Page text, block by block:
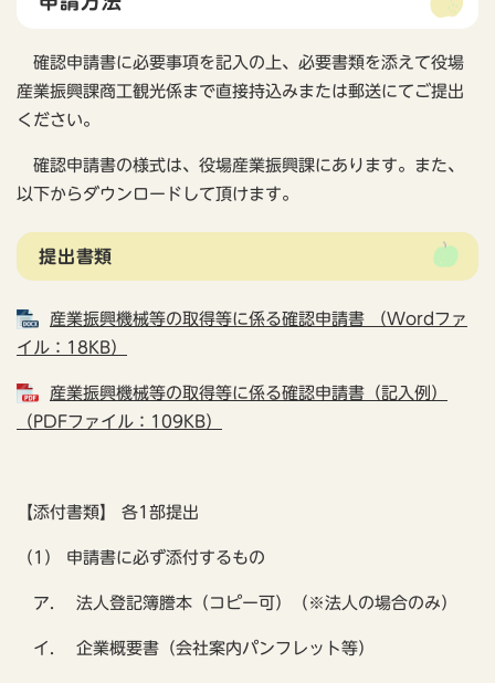
確認申請書に必要事項を記入の上、必要書類を添えて役場
産業振興課商工観光係まで直接持込みまたは郵送にてご提出
ください。
確認申請書の様式は、役場産業振興課にあります。また、
以下からダウンロードして頂けます。
提出書類
産業振興機械等の取得等に係る確認申請書 （Wordファ
イル：18KB）
産業振興機械等の取得等に係る確認申請書（記入例）
（PDFファイル：109KB）
【添付書類】 各1部提出
（1） 申請書に必ず添付するもの
ア. 法人登記簿謄本（コピー可）（※法人の場合のみ）
イ. 企業概要書（会社案内パンフレット等）